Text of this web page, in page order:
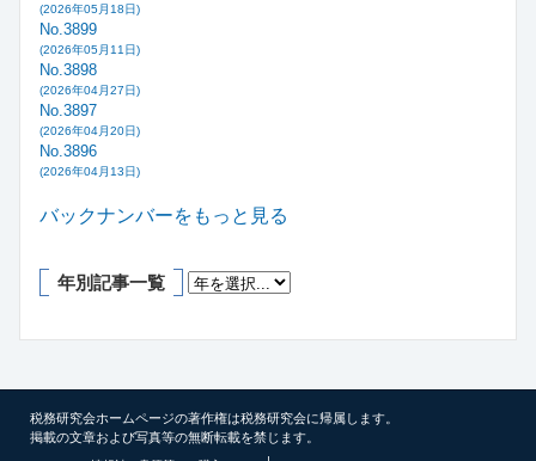
(2026年05月18日)
No.3899
(2026年05月11日)
No.3898
(2026年04月27日)
No.3897
(2026年04月20日)
No.3896
(2026年04月13日)
バックナンバーをもっと見る
年別記事一覧
税務研究会ホームページの著作権は税務研究会に帰属します。
掲載の文章および写真等の無断転載を禁じます。